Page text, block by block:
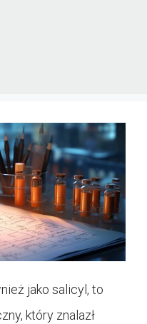
jako salicyl, to
który znalazł